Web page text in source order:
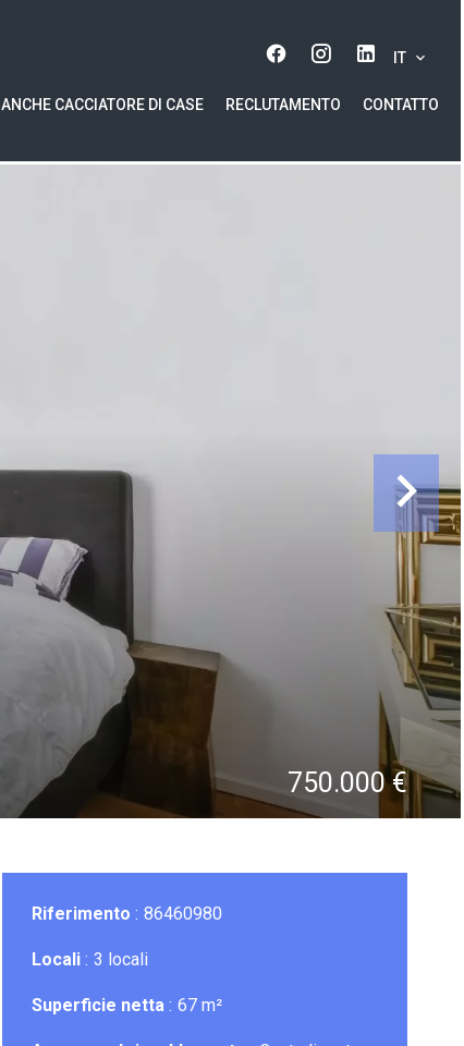
IT
ANCHE CACCIATORE DI CASE RECLUTAMENTO CONTATTO
750.000 €
Riferimento 86460980
Locali 3 locali
Superficie netta 67 m²